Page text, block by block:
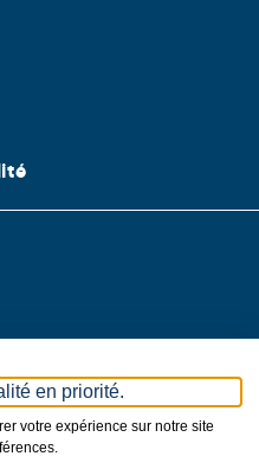
en priorité.
votre expérience sur notre site